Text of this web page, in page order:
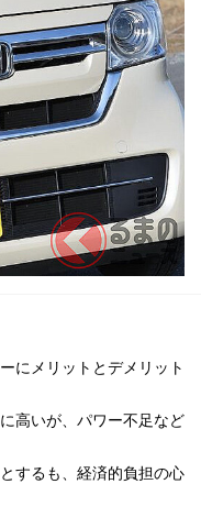
にメリットとデメリット
高いが、パワー不足など
するも、経済的負担の心